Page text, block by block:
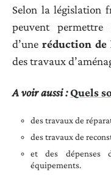
Selon la législation
peuvent
d’une réduction de
des travaux
A voir aussi :Quels
des travaux de
des travaux de
et des dépenses
équipements.